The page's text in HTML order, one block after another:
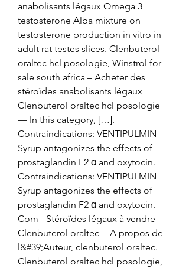
anabolisants légaux Omega 3
testosterone Alba mixture on
testosterone production in vitro in
adult rat testes slices. Clenbuterol
oraltec hcl posologie, Winstrol for
sale south africa – Acheter des
stéroïdes anabolisants légaux
Clenbuterol oraltec hcl posologie
— In this category, […].
Contraindications: VENTIPULMIN
Syrup antagonizes the effects of
prostaglandin F2 α and oxytocin.
Contraindications: VENTIPULMIN
Syrup antagonizes the effects of
prostaglandin F2 α and oxytocin.
Com - Stéroïdes légaux à vendre
Clenbuterol oraltec -- A propos de
l&#39;Auteur, clenbuterol oraltec.
Clenbuterol oraltec hcl posologie,